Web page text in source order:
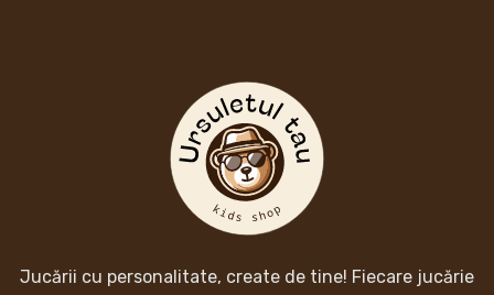
Jucării cu personalitate, create de tine! Fiecare jucărie